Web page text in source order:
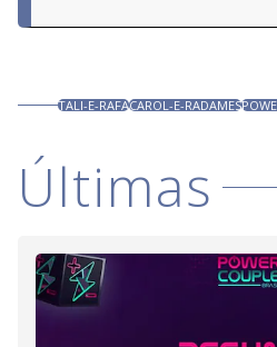
TALI-E-RAFACAROL-E-RADAMES
Últimas